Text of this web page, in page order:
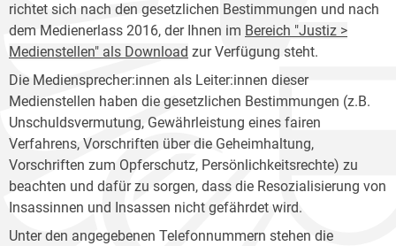
richtet sich nach den gesetzlichen Bestimmungen und nach
dem Medienerlass 2016, der Ihnen im Bereich "Justiz >
Medienstellen" als Download zur Verfügung steht.
Die Mediensprecher:innen als Leiter:innen dieser
Medienstellen haben die gesetzlichen Bestimmungen (z.B.
Unschuldsvermutung, Gewährleistung eines fairen
Verfahrens, Vorschriften über die Geheimhaltung,
Vorschriften zum Opferschutz, Persönlichkeitsrechte) zu
beachten und dafür zu sorgen, dass die Resozialisierung von
Insassinnen und Insassen nicht gefährdet wird.
Unter den angegebenen Telefonnummern stehen die